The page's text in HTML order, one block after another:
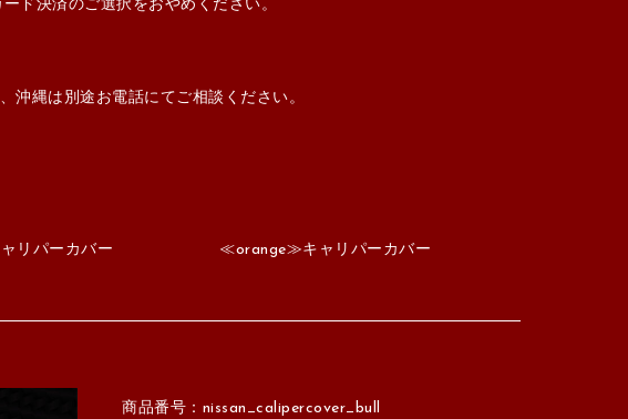
ド決済のご選択をおやめください。
縄は別途お電話にてご相談ください。
リパーカバー ≪orange≫キャリパーカバー
商品番号：nissan_calipercover_bull